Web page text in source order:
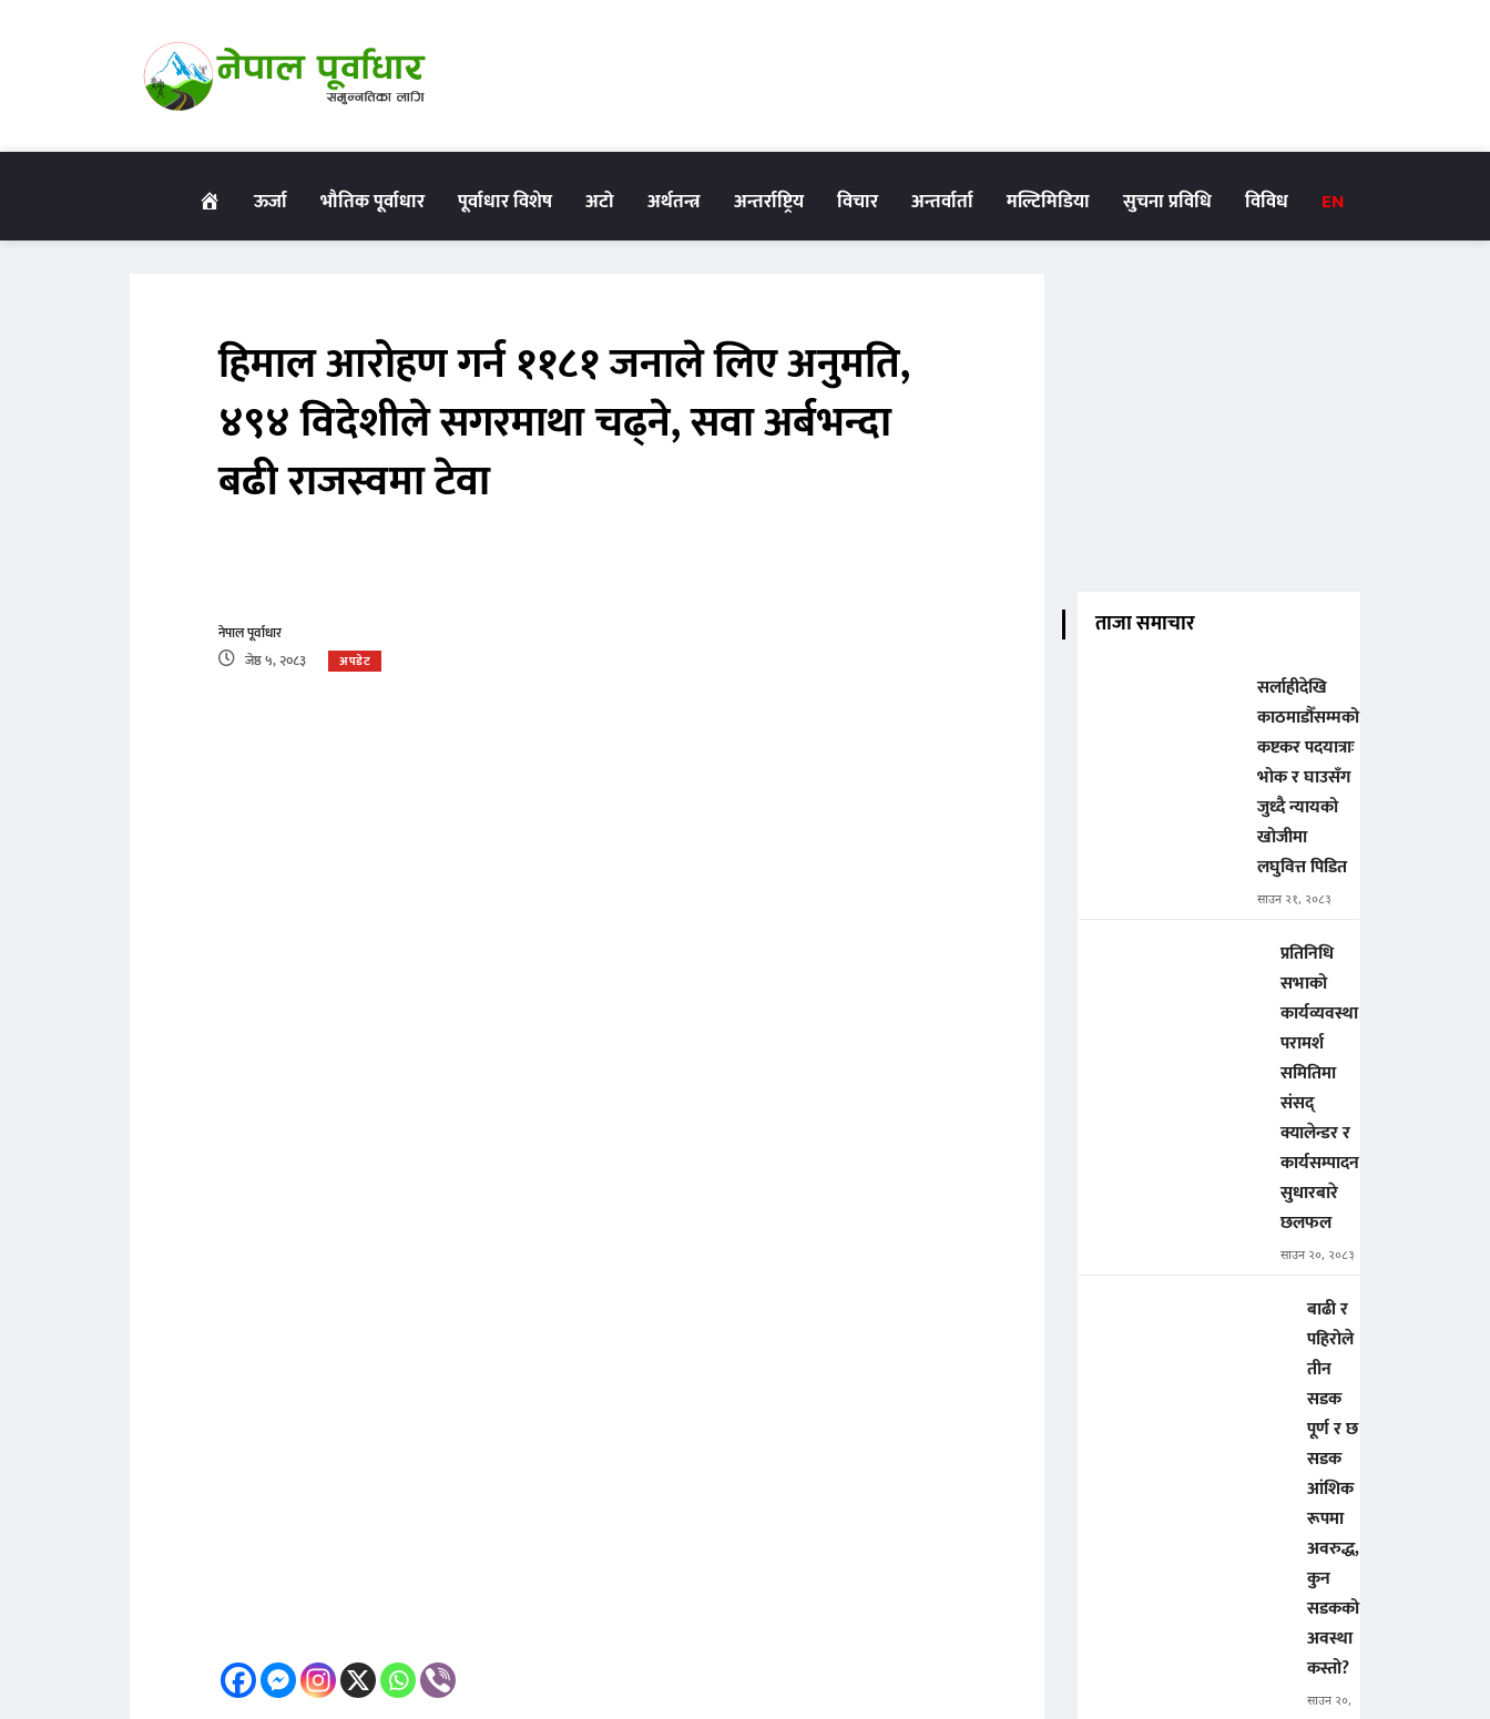
गृहपृष्ठऊर्जा भौतिक पूर्वाधार पूर्वाधार विशेष अटो अर्थतन्त्र अन्तर्राष्ट्रिय विचार अन्तर्वार्ता मल्टिमिडिया सुचना प्रविधि विविध EN
हिमाल आरोहण गर्न ११८१ जनाले लिए अनुमति,
४९४ विदेशीले सगरमाथा चढ्ने, सवा अर्बभन्दा
बढी राजस्वमा टेवा
नेपाल पूर्वाधार
जेष्ठ ५, २०८३
अपडेट
ताजा समाचार
सर्लाहीदेखि
काठमाडौँसम्मको
कष्टकर पदयात्राः
भोक र घाउसँग
जुध्दै न्यायको
खोजीमा
लघुवित्त पिडित
साउन २१, २०८३
प्रतिनिधि
सभाको
कार्यव्यवस्था
परामर्श
समितिमा
संसद्
क्यालेन्डर र
कार्यसम्पादन
सुधारबारे
छलफल
साउन २०, २०८३
बाढी र
पहिरोले
तीन
सडक
पूर्ण र छ
सडक
आंशिक
रूपमा
अवरुद्ध,
कुन
सडकको
अवस्था
कस्तो?
साउन २०,